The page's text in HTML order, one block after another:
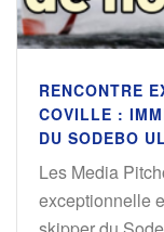
RENCONTRE
COVILLE :
DU SODEBO
Les Media
exceptionnelle